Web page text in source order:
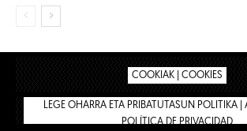
COOKIAK | COOKIES
LEGE OHARRA ETA PRIBATUTASUN POLITIKA |
POLÍTICA DE PRIVACIDAD